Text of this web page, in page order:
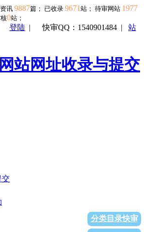
讯9887篇； 已收录 9671 站； 待审网站 1977
0站；
登陆 |快审QQ：1540901484 | 站
站网址收录与提交
分类目录快审